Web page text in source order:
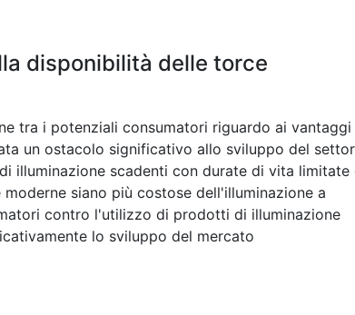
disponibilità delle torce
tra i potenziali consumatori riguardo ai vantaggi
un ostacolo significativo allo sviluppo del
illuminazione scadenti con durate di vita limitate
siano più costose dell'illuminazione a
contro l'utilizzo di prodotti di illuminazione
lo sviluppo del mercato